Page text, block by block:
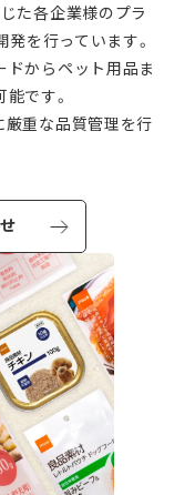
た各企業様のプラ
発を行っています。
ドからペット用品ま
です。
厳重な品質管理を行